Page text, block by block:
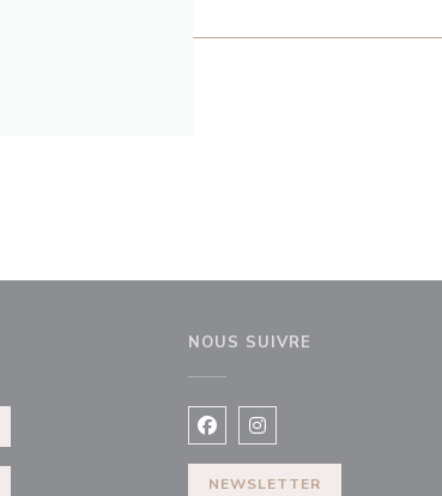
NOUS SUIVRE
Facebook ((ouvre une
Instagram ((ouvre
NEWSLETTER